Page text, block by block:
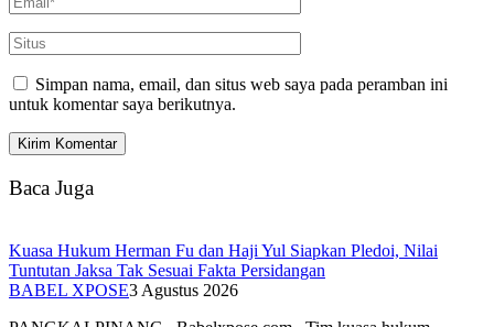
Simpan nama, email, dan situs web saya pada peramban ini
untuk komentar saya berikutnya.
Baca Juga
Kuasa Hukum Herman Fu dan Haji Yul Siapkan Pledoi, Nilai
Tuntutan Jaksa Tak Sesuai Fakta Persidangan
BABEL XPOSE3 Agustus 2026